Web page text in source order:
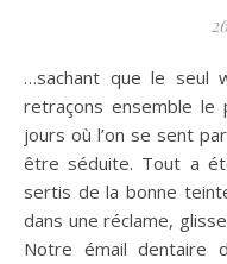
…sachant que le seul wagon qui existe reste le nôtre,
retraçons ensemble
jours où l’on se sent
être séduite. Tout a
sertis de la bonne
dans une réclame,
Notre émail dentaire